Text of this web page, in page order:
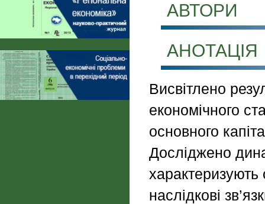
АВТОРИ
АНОТАЦІЯ
Висвітлено
економічного
основного
Досліджено
характеризують
наслідкові